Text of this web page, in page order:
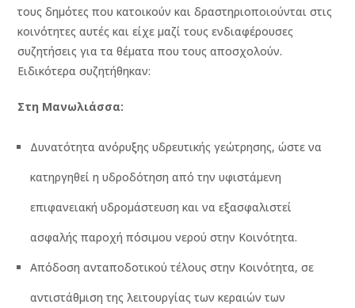
τους δημότες που κατοικούν και δραστηριοποιούνται στις
κοινότητες αυτές και είχε μαζί τους ενδιαφέρουσες
συζητήσεις για τα θέματα που τους αποσχολούν.
Ειδικότερα συζητήθηκαν:
Στη Μανωλιάσσα:
Δυνατότητα ανόρυξης υδρευτικής γεώτρησης, ώστε να
κατηργηθεί η υδροδότηση από την υφιστάμενη
επιφανειακή υδρομάστευση και να εξασφαλιστεί
ασφαλής παροχή πόσιμου νερού στην Κοινότητα.
Απόδοση ανταποδοτικού τέλους στην Κοινότητα, σε
αντιστάθμιση της λειτουργίας των κεραιών των